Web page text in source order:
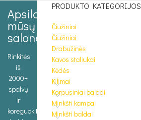
Apsilankykite
mūsų
salone
Rinkitės
iš
2000+
spalvų
ir
koreguokite
PRODUKTO KATEGORIJOS
Čiužiniai
Čiužiniai
Drabužinės
Kavos staliukai
Kėdės
Kilimai
Korpusiniai baldai
Minkšti kampai
Minkšti baldai